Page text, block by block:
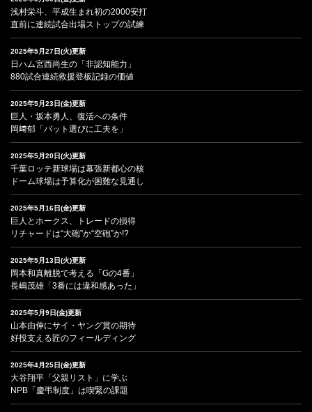
浅村栄斗、平成生まれ初の2000安打
直前に連続試合出場ストップの試練
2025年5月27日(火)更新
日ハム宮西尚生の「非認知能力」
880試合連続救援登板記録の価値
2025年5月23日(金)更新
巨人・坂本勇人、復活への条件
岡﨑郁「バット選びに工夫を」
2025年5月20日(火)更新
千葉ロッテ新球場は幕張新都心の核
ドーム球場は予算化が困難な見通し
2025年5月16日(金)更新
巨人とホークス、トレードの損得
リチャードは“大砲”か“空砲”か!?
2025年5月13日(火)更新
岡本和真離脱で考える「Gの4番」
長嶋茂雄「3番には違和感あった」
2025年5月9日(金)更新
山本由伸にサイ・ヤング賞の期待
好投支える匠のフィールディング
2025年4月25日(金)更新
大谷翔平「父親リスト」に学ぶ
NPB「慶弔制度」は喫緊の課題